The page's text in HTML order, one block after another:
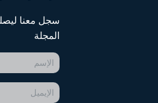
سجل معنا
المجلة